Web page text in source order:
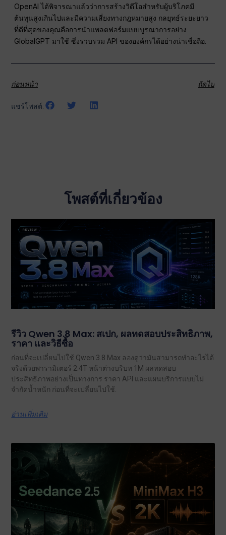
OpenAI ได้พิจารณาแล้วว่าการสร้างวิดีโอสำหรับผู้บริโภคมี
ต้นทุนสูงเกินไปและมีความเสี่ยงทางกฎหมายสูง กลยุทธ์ระยะยาว
ที่ดีที่สุดของคุณคือการนำแพลตฟอร์มแบบบูรณาการอย่าง
GlobalGPT มาใช้ ซึ่งรวบรวม API ขององค์กรได้อย่างน่าเชื่อถือ.
ก่อนหน้า ถัดไป
แชร์โพสต์:
โพสต์ที่เกี่ยวข้อง
รีวิว Qwen 3.8 Max: สเปก, ผลทดสอบประสิทธิภาพ,
ราคา และวิธีซื้อ
ก่อนที่จะเปลี่ยนไปใช้ Qwen 3.8 Max ลองดูว่ามันสามารถทำอะไรได้
จริงด้วยพารามิเตอร์ 2.4T หน้าต่างบริบท 1M ผลทดสอบ
ประสิทธิภาพอย่างเป็นทางการ ราคา API และแผนบริการแบบไม่
จำกัดน้ำหนัก ก่อนที่จะเปลี่ยนไปใช้.
อ่านเพิ่มเติม